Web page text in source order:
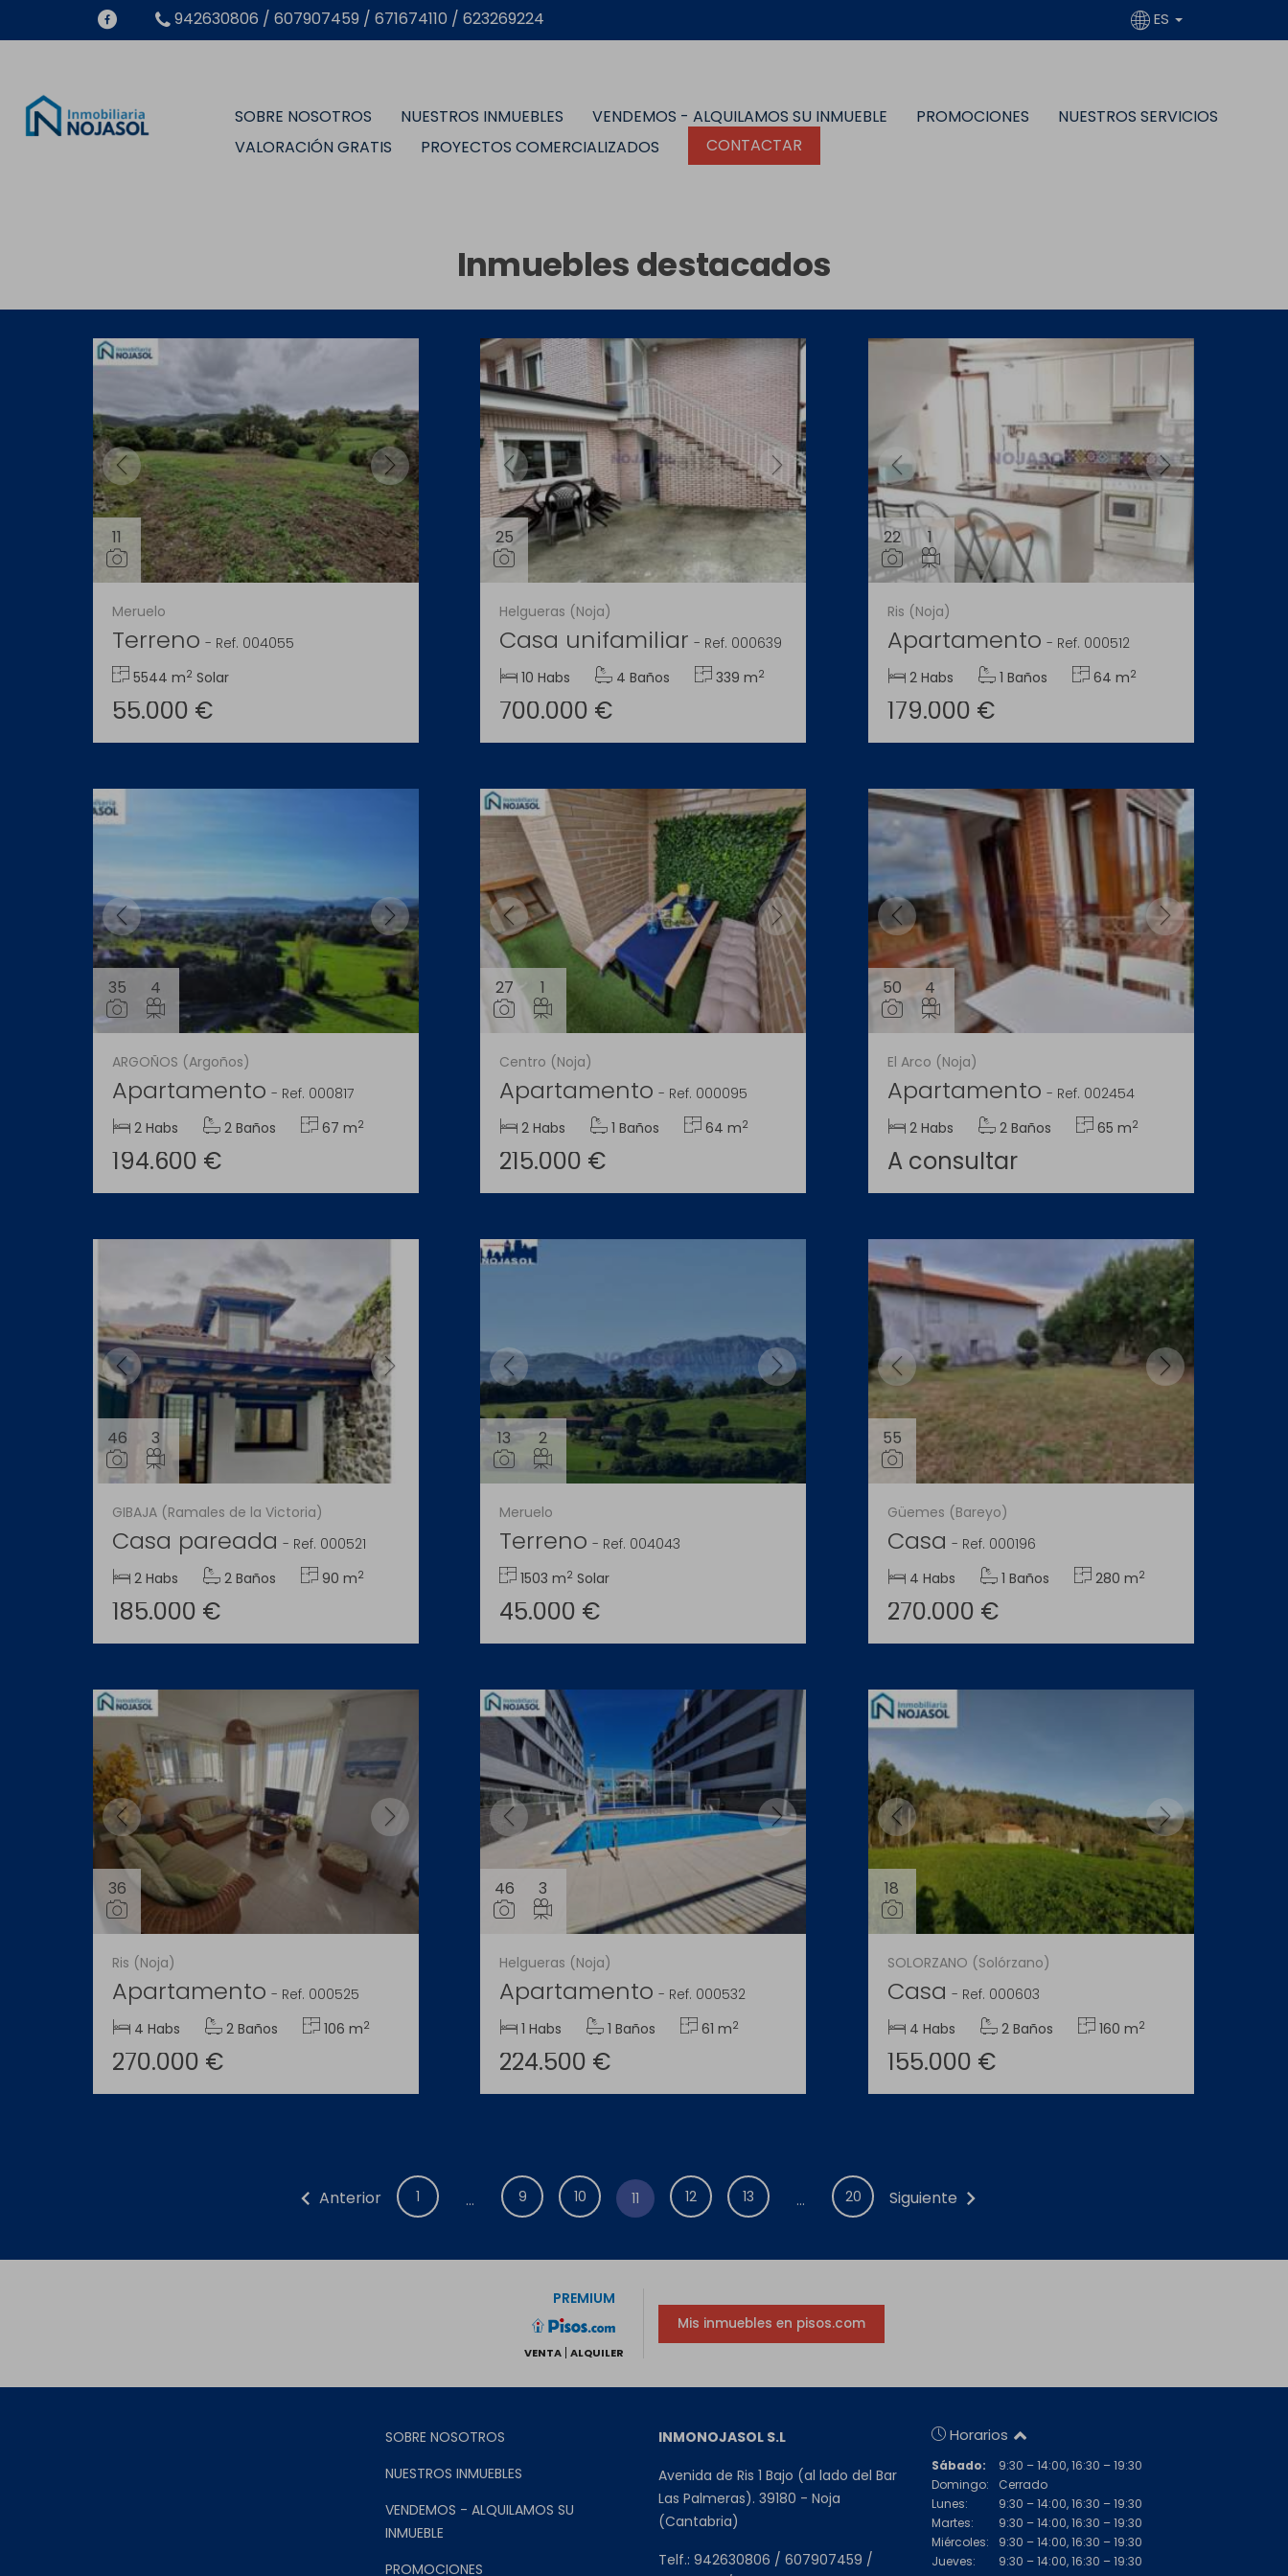
942630806 / 607907459 / 671674110 / 623269224 ES
SOBRE NOSOTROS NUESTROS INMUEBLES VENDEMOS - ALQUILAMOS SU INMUEBLE PROMOCIONES
NUESTROS SERVICIOS
VALORACIÓN GRATIS
PROYECTOS COMERCIALIZADOS CONTACTAR
Inmuebles destacados
11
Meruelo
Terreno - Ref. 004055
5544 m2 Solar
55.000 €
25
Helgueras (Noja)
Casa unifamiliar - Ref. 000639
10 Habs
4 Baños 339 m2
700.000 €
22 1
Ris (Noja)
Apartamento - Ref. 000512
2 Habs
1 Baños 64 m2
179.000 €
35 4
ARGOÑOS (Argoños)
Apartamento - Ref. 000817
2 Habs
2 Baños 67 m2
194.600 €
27 1
Centro (Noja)
Apartamento - Ref. 000095
2 Habs
1 Baños 64 m2
215.000 €
50 4
El Arco (Noja)
Apartamento - Ref. 002454
2 Habs
2 Baños 65 m2
A consultar
46 3
GIBAJA (Ramales de la Victoria)
Casa pareada - Ref. 000521
2 Habs
2 Baños 90 m2
185.000 €
13 2
Meruelo
Terreno - Ref. 004043
1503 m2 Solar
45.000 €
55
Güemes (Bareyo)
Casa - Ref. 000196
4 Habs
1 Baños 280 m2
270.000 €
36
Ris (Noja)
Apartamento - Ref. 000525
4 Habs
2 Baños 106 m2
270.000 €
46 3
Helgueras (Noja)
Apartamento - Ref. 000532
1 Habs
1 Baños 61 m2
224.500 €
18
SOLORZANO (Solórzano)
Casa - Ref. 000603
4 Habs
2 Baños 160 m2
155.000 €
chevron_left Anterior 1 ... 9 10 11 12 13 ... 20 Siguiente chevron_right
PREMIUM
VENTA ALQUILER
Mis inmuebles en pisos.com
SOBRE NOSOTROS
NUESTROS INMUEBLES
VENDEMOS - ALQUILAMOS SU
INMUEBLE
PROMOCIONES
INMONOJASOL S.L
Avenida de Ris 1 Bajo (al lado del Bar
Las Palmeras). 39180 - Noja
(Cantabria)
Telf.: 942630806 / 607907459 /
Horarios
Sábado:
9:30 – 14:00, 16:30 – 19:30
Domingo:
Cerrado
Lunes:
9:30 – 14:00, 16:30 – 19:30
Martes:
9:30 – 14:00, 16:30 – 19:30
Miércoles:
9:30 – 14:00, 16:30 – 19:30
Jueves:
9:30 – 14:00, 16:30 – 19:30